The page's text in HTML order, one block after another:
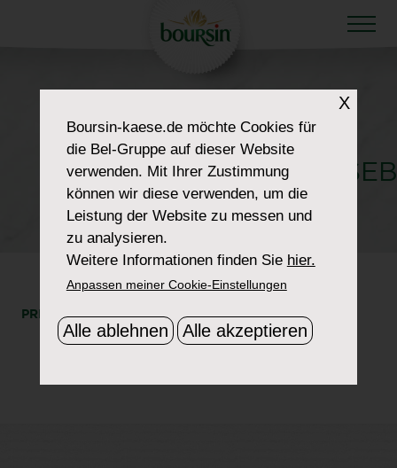
HOWTOWOW-
2-BOURSIN
PRINT SHARE
X
Boursin-kaese.demöchte Cookies für
die Bel-Gruppe auf dieser Website
verwenden. Mit Ihrer Zustimmung
können wir diese verwenden, um die
Leistung der Website zu messen und
zu analysieren.
Weitere Informationen finden Sie hier.
Anpassen meiner Cookie-Einstellungen
Alle ablehnen Alle akzeptieren